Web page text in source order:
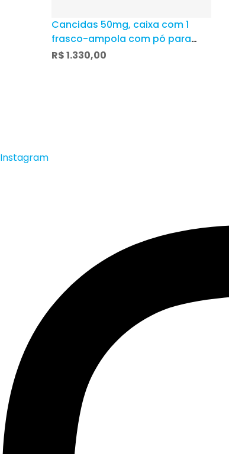
Cancidas 50mg, caixa com 1
frasco-ampola com pó para
solução de uso intravenoso
R$1.330,00
Instagram